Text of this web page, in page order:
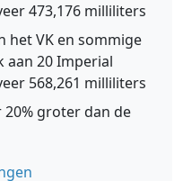
473,176 milliliters
het VK en sommige
aan 20 Imperial
568,261 milliliters
groter dan de